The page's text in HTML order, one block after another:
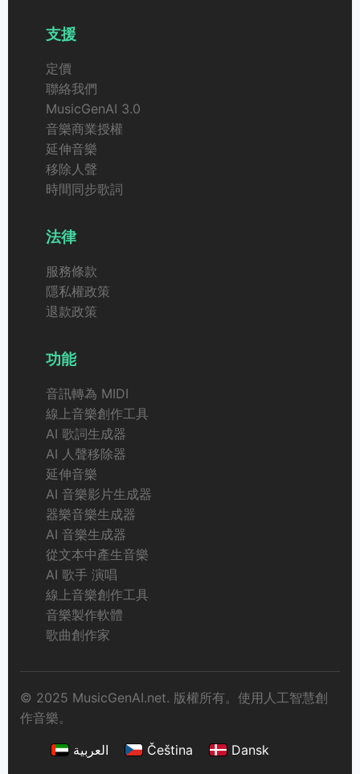
支援
定價
聯絡我們
MusicGenAI 3.0
音樂商業授權
延伸音樂
移除人聲
時間同步歌詞
法律
服務條款
隱私權政策
退款政策
功能
音訊轉為 MIDI
線上音樂創作工具
AI 歌詞生成器
AI 人聲移除器
延伸音樂
AI 音樂影片生成器
器樂音樂生成器
AI 音樂生成器
從文本中產生音樂
AI 歌手 演唱
線上音樂創作工具
音樂製作軟體
歌曲創作家
© 2025 MusicGenAI.net. 版權所有。使用人工智慧創
作音樂。
العربية
Čeština Dansk